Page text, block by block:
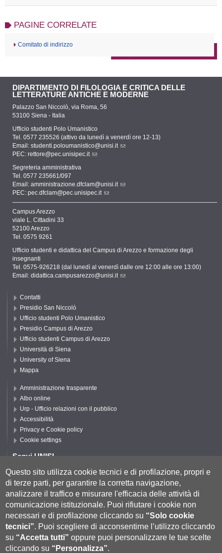
PAGINE CORRELATE
Comitato di indirizzo
DIPARTIMENTO DI FILOLOGIA E CRITICA DELLE
LETTERATURE ANTICHE E MODERNE
Palazzo San Niccolò, via Roma, 56
53100 Siena - Italia
Ufficio studenti Polo Umanistico
Tel. 0577 235526 (attivo da lunedì a venerdì ore 12-13)
Email: studenti.poloumanistico@unisi.it
PEC: rettore@pec.unisipec.it
Segreteria amministrativa
Tel. 0577 235661/097
Email: amministrazione.dfclam@unisi.it
PEC: pec.dfclam@pec.unisipec.it
Campus Arezzo
viale L. Cittadini 33
52100 Arezzo
Tel. 0575 9261
Ufficio studenti e didattica del Campus di Arezzo e formazione degli
insegnanti
Tel. 0575-926218 (dal lunedì al venerdì dalle ore 12:00 alle ore 13:00)
Email: didattica.campusarezzo@unisi.it
Contatti
Presidio San Niccolò
Ufficio studenti Polo Umanistico
Presidio Campus di Arezzo
Ufficio studenti Campus di Arezzo
Università di Siena
University of Siena
Mappa
Amministrazione trasparente
Albo online
Urp - Ufficio relazioni con il pubblico
Accessibilità
Privacy e Cookie policy
Cookie settings
Segui UNISI
Segui DFCLAM
Questo sito utilizza cookie tecnici e di profilazione, propri e
di terze parti, per garantire la corretta navigazione,
analizzare il traffico e misurare l'efficacia delle attività di
comunicazione istituzionale. Puoi rifiutare i cookie non
necessari e di profilazione cliccando su “Solo cookie
tecnici”. Puoi scegliere di acconsentirne l’utilizzo cliccando
su “Accetta tutti” oppure puoi personalizzare le tue scelte
cliccando su “Personalizza”.